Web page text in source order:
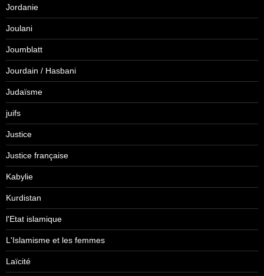
Jordanie
Joulani
Joumblatt
Jourdain / Hasbani
Judaïsme
juifs
Justice
Justice française
Kabylie
Kurdistan
l'Etat islamique
L'Islamisme et les femmes
Laïcité